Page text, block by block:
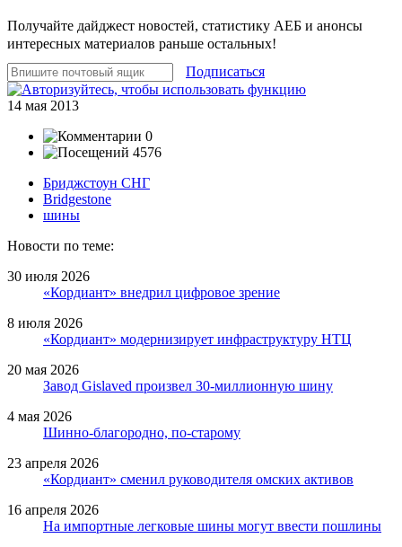
Получайте дайджест новостей, статистику АЕБ и анонсы
интересных материалов раньше остальных!
Подписаться
14 мая 2013
0
4576
Бриджстоун СНГ
Bridgestone
шины
Новости по теме:
30 июля 2026
«Кордиант» внедрил цифровое зрение
8 июля 2026
«Кордиант» модернизирует инфраструктуру НТЦ
20 мая 2026
Завод Gislaved произвел 30-миллионную шину
4 мая 2026
Шинно-благородно, по-старому
23 апреля 2026
«Кордиант» сменил руководителя омских активов
16 апреля 2026
На импортные легковые шины могут ввести пошлины